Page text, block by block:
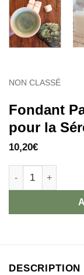
NON CLASSÉ
Fondant
pour la
10,20€
quantité de
DESCRIPTION